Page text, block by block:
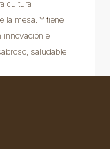
cultura
la mesa. Y tiene
innovación e
saludable